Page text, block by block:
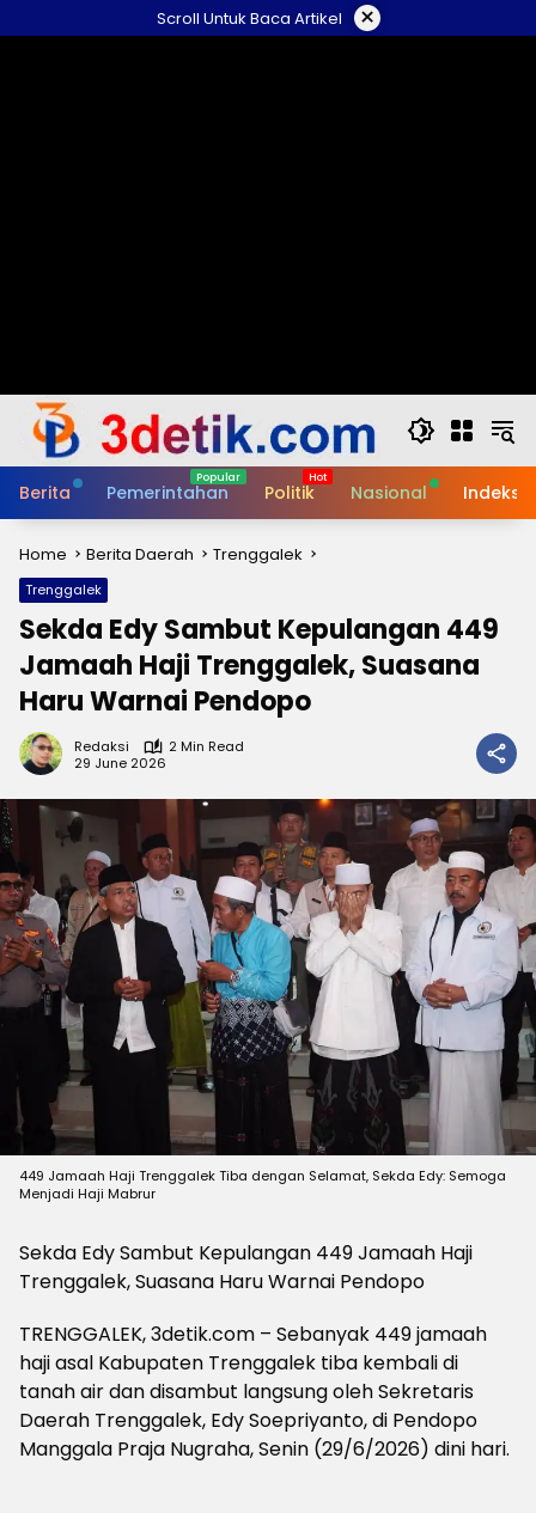
to
Scroll Untuk Baca Artikel ×
Berita Pemerintahan Politik Nasional Indeks
Home Berita Daerah Trenggalek
Trenggalek
Sekda Edy Sambut Kepulangan 449
Jamaah Haji Trenggalek, Suasana
Haru Warnai Pendopo
Redaksi
2 Min Read
29 June 2026
449 Jamaah Haji Trenggalek Tiba dengan Selamat, Sekda Edy: Semoga
Menjadi Haji Mabrur
Sekda Edy Sambut Kepulangan 449 Jamaah Haji
Trenggalek, Suasana Haru Warnai Pendopo
TRENGGALEK, 3detik.com – Sebanyak 449 jamaah
haji asal Kabupaten Trenggalek tiba kembali di
tanah air dan disambut langsung oleh Sekretaris
Daerah Trenggalek, Edy Soepriyanto, di Pendopo
Manggala Praja Nugraha, Senin (29/6/2026) dini hari.